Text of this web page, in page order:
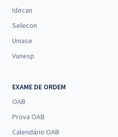
Idecan
Selecon
Uniase
Vunesp
EXAME DE ORDEM
OAB
Prova OAB
Calendário OAB